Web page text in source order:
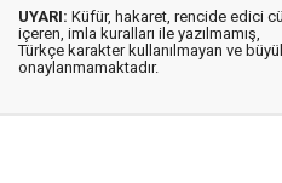
UYARI: Küfür, hakaret, rencide edici
içeren, imla kuralları ile yazılmamış,
Türkçe karakter kullanılmayan ve
onaylanmamaktadır.